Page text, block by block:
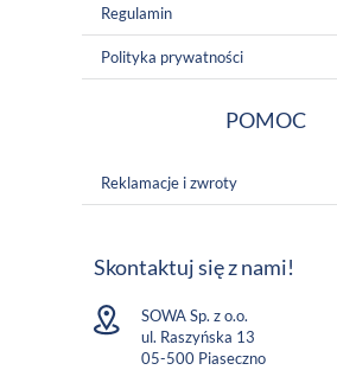
Regulamin
Polityka prywatności
POMOC
Reklamacje i zwroty
Skontaktuj się z nami!
SOWA Sp. z o.o.
ul. Raszyńska 13
05-500 Piaseczno